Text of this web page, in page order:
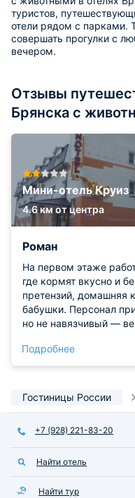
туристов,
отели рядом с парками.
совершать прогулки с
вечером.
Отзывы
Брянска с
Мини-отель Круиз
4.6 км от центра
Роман
На первом этаже
где кормят вкусно и
претензий, домашняя
бабушки. Персонал
но не навязчивый —
Порадовало, что
даже несмотря на
свежее, без запахов и
командировке. За эти
достойный вариант.
Подробнее
Гостиницы России
+7 (928) 221-83-20
Найти отель
Найти тур